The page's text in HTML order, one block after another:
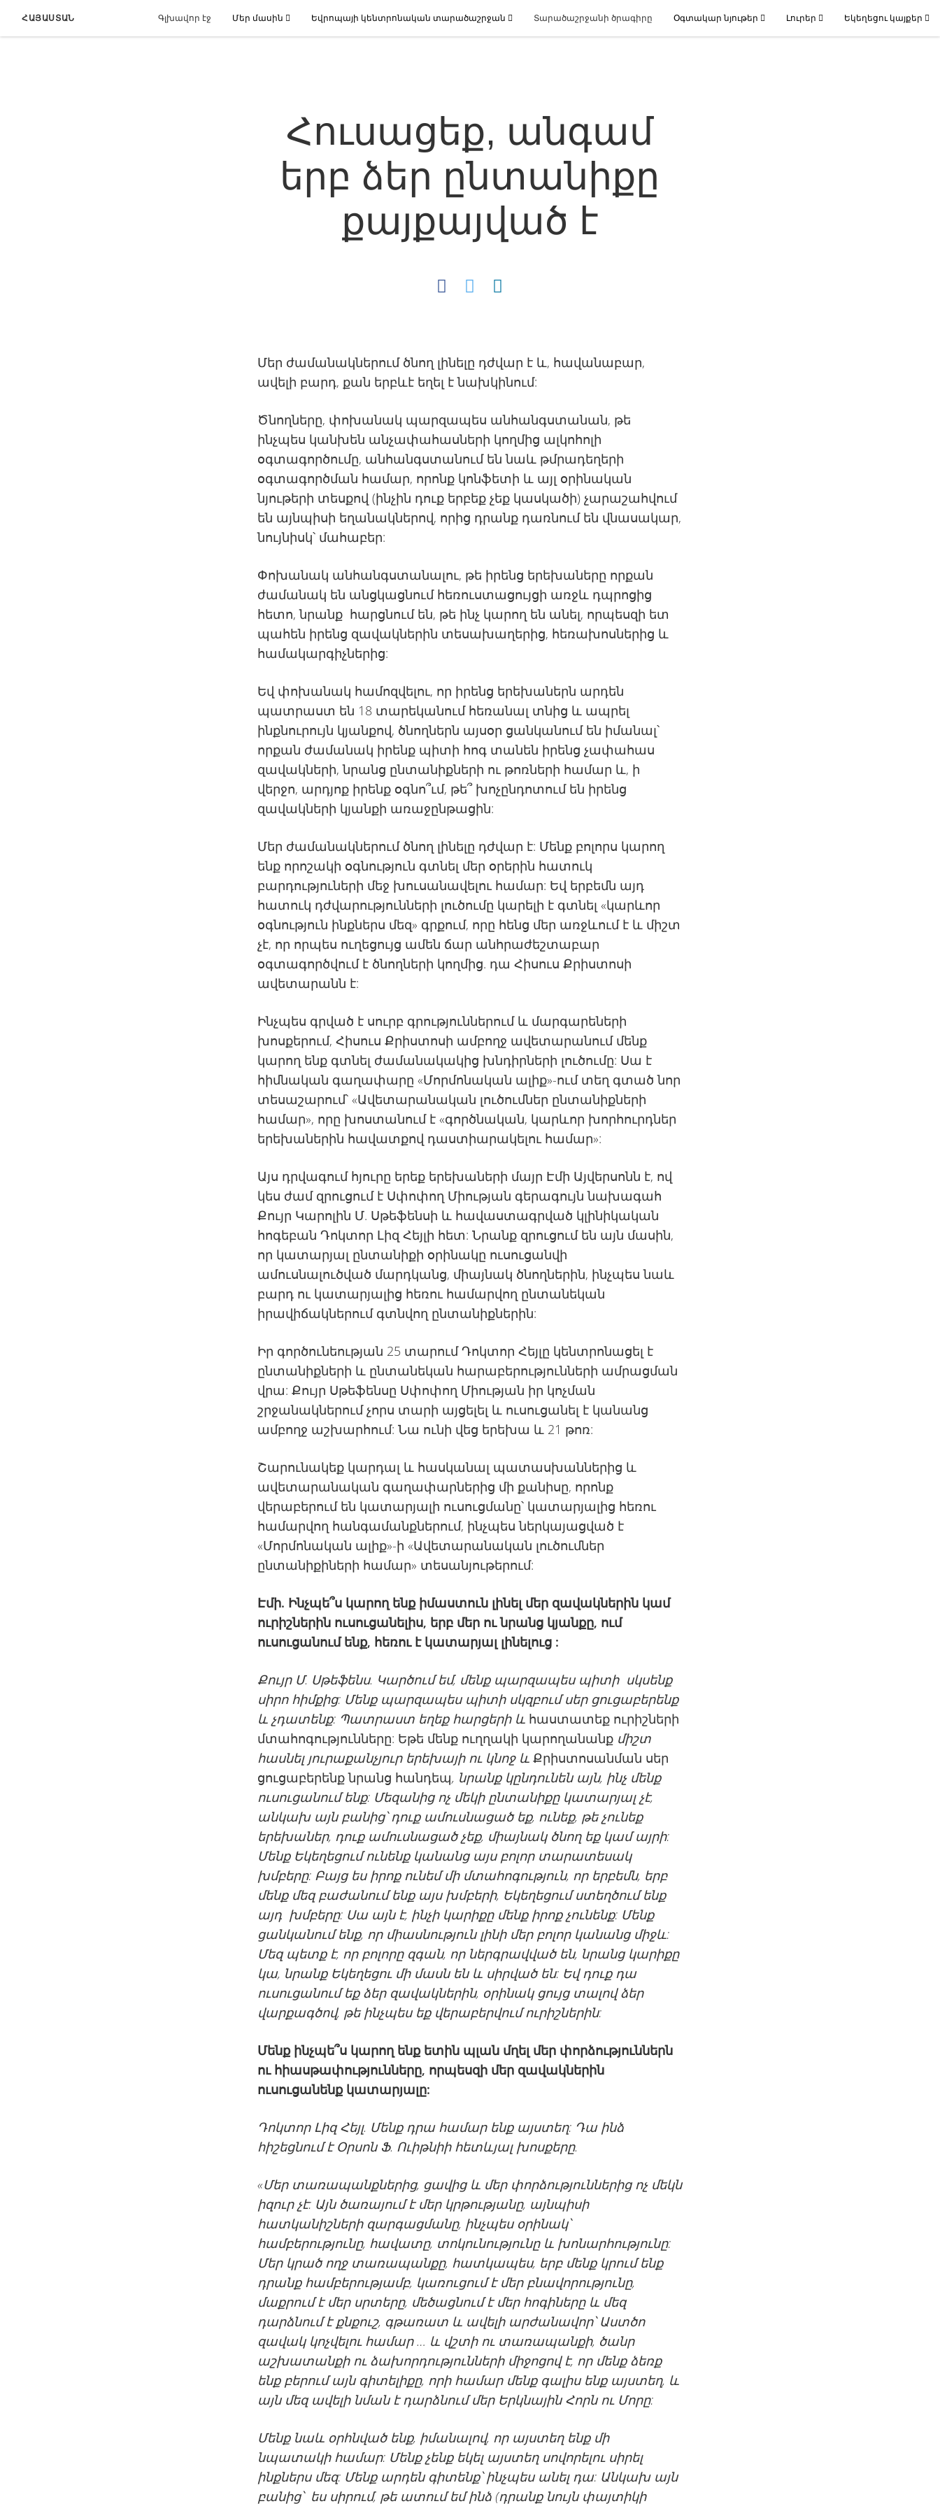
ՀԱՅԱՍՏԱՆ Գլխավոր էջ Մեր մասին Եվրոպայի կենտրոնական տարածաշրջան Տարածաշրջանի ծրագիրը Օգտակար նյութեր Լուրեր Եկեղեցու կայքեր
Հուսացեք, անգամ
երբ ձեր ընտանիքը
քայքայված է
Մեր ժամանակներում ծնող լինելը դժվար է և, հավանաբար,
ավելի բարդ, քան երբևէ եղել է նախկինում:
Ծնողները, փոխանակ պարզապես անհանգստանան, թե
ինչպես կանխեն անչափահասների կողմից ալկոհոլի
օգտագործումը, անհանգստանում են նաև թմրադեղերի
օգտագործման համար, որոնք կոնֆետի և այլ օրինական
նյութերի տեսքով (ինչին դուք երբեք չեք կասկածի) չարաշահվում
են այնպիսի եղանակներով, որից դրանք դառնում են վնասակար,
նույնիսկ՝ մահաբեր:
Փոխանակ անհանգստանալու, թե իրենց երեխաները որքան
ժամանակ են անցկացնում հեռուստացույցի առջև դպրոցից
հետո, նրանք հարցնում են, թե ինչ կարող են անել, որպեսզի ետ
պահեն իրենց զավակներին տեսախաղերից, հեռախոսներից և
համակարգիչներից:
Եվ փոխանակ համոզվելու, որ իրենց երեխաներն արդեն
պատրաստ են 18 տարեկանում հեռանալ տնից և ապրել
ինքնուրույն կյանքով, ծնողներն այսօր ցանկանում են իմանալ՝
որքան ժամանակ իրենք պիտի հոգ տանեն իրենց չափահաս
զավակների, նրանց ընտանիքների ու թոռների համար և, ի
վերջո, արդյոք իրենք օգնո՞ւմ, թե՞ խոչընդոտում են իրենց
զավակների կյանքի առաջընթացին:
Մեր ժամանակներում ծնող լինելը դժվար է: Մենք բոլորս կարող
ենք որոշակի օգնություն գտնել մեր օրերին հատուկ
բարդություների մեջ խուսանավելու համար: Եվ երբեմն այդ
հատուկ դժվարությունների լուծումը կարելի է գտնել «կարևոր
օգնություն ինքներս մեզ» գրքում, որը հենց մեր առջևում է և միշտ
չէ, որ որպես ուղեցույց ամեն ճար անհրաժեշտաբար
օգտագործվում է ծնողների կողմից. դա Հիսուս Քրիստոսի
ավետարանն է:
Ինչպես գրված է սուրբ գրություններում և մարգարեների
խոսքերում, Հիսուս Քրիստոսի ամբողջ ավետարանում մենք
կարող ենք գտնել ժամանակակից խնդիրների լուծումը: Սա է
հիմնական գաղափարը «Մորմոնական ալիք»-ում տեղ գտած նոր
տեսաշարում՝ «Ավետարանական լուծումներ ընտանիքների
համար», որը խոստանում է «գործնական, կարևոր խորհուրդներ
երեխաներին հավատքով դաստիարակելու համար»:
Այս դրվագում հյուրը երեք երեխաների մայր Էմի Այվերսոնն է, ով
կես ժամ զրուցում է Սփոփող Միության գերագույն նախագահ
Քույր Կարոլին Մ. Սթեֆենսի և հավաստագրված կլինիկական
հոգեբան Դոկտոր Լիզ Հեյլի հետ: Նրանք զրուցում են այն մասին,
որ կատարյալ ընտանիքի օրինակը ուսուցանվի
ամուսնալուծված մարդկանց, միայնակ ծնողներին, ինչպես նաև
բարդ ու կատարյալից հեռու համարվող ընտանեկան
իրավիճակներում գտնվող ընտանիքներին:
Իր գործունեության 25 տարում Դոկտոր Հեյլը կենտրոնացել է
ընտանիքների և ընտանեկան հարաբերությունների ամրացման
վրա: Քույր Սթեֆենսը Սփոփող Միության իր կոչման
շրջանակներում չորս տարի այցելել և ուսուցանել է կանանց
ամբողջ աշխարհում: Նա ունի վեց երեխա և 21 թոռ:
Շարունակեք կարդալ և հասկանալ պատասխաններից և
ավետարանական գաղափարներից մի քանիսը, որոնք
վերաբերում են կատարյալի ուսուցմանը՝ կատարյալից հեռու
համարվող հանգամանքներում, ինչպես ներկայացված է
«Մորմոնական ալիք»-ի «Ավետարանական լուծումներ
ընտանիքիների համար» տեսանյութերում:
Էմի. Ինչպե՞ս կարող ենք իմաստուն լինել մեր զավակներին կամ
ուրիշներին ուսուցանելիս, երբ մեր ու նրանց կյանքը, ում
ուսուցանում ենք, հեռու է կատարյալ լինելուց :
Քույր Մ. Սթեֆենս. Կարծում եմ, մենք պարզապես պիտի սկսենք
սիրո հիմքից: Մենք պարզապես պիտի սկզբում սեր ցուցաբերենք
և չդատենք: Պատրաստ եղեք հարցերի և հաստատեք ուրիշների
մտահոգությունները: Եթե մենք ուղղակի կարողանանք միշտ
հասնել յուրաքանչյուր երեխայի ու կնոջ և Քրիստոսանման սեր
ցուցաբերենք նրանց հանդեպ, նրանք կընդունեն այն, ինչ մենք
ուսուցանում ենք: Մեզանից ոչ մեկի ընտանիքը կատարյալ չէ,
անկախ այն բանից՝ դուք ամուսնացած եք, ունեք, թե չունեք
երեխաներ, դուք ամուսնացած չեք, միայնակ ծնող եք կամ այրի:
Մենք Եկեղեցում ունենք կանանց այս բոլոր տարատեսակ
խմբերը: Բայց ես իրոք ունեմ մի մտահոգություն, որ երբեմն, երբ
մենք մեզ բաժանում ենք այս խմբերի, Եկեղեցում ստեղծում ենք
այդ խմբերը: Սա այն է, ինչի կարիքը մենք իրոք չունենք: Մենք
ցանկանում ենք, որ միասնություն լինի մեր բոլոր կանանց միջև:
Մեզ պետք է, որ բոլորը զգան, որ ներգրավված են, նրանց կարիքը
կա, նրանք Եկեղեցու մի մասն են և սիրված են: Եվ դուք դա
ուսուցանում եք ձեր զավակներին, օրինակ ցույց տալով ձեր
վարքագծով, թե ինչպես եք վերաբերվում ուրիշներին:
Մենք ինչպե՞ս կարող ենք ետին պլան մղել մեր փորձություններն
ու հիասթափությունները, որպեսզի մեր զավակներին
ուսուցանենք կատարյալը:
Դոկտոր Լիզ Հեյլ. Մենք դրա համար ենք այստեղ: Դա ինձ
հիշեցնում է Օրսոն Ֆ. Ուիթնիի հետևյալ խոսքերը.
«Մեր տառապանքներից, ցավից և մեր փորձություններից ոչ մեկն
իզուր չէ: Այն ծառայում է մեր կրթությանը, այնպիսի
հատկանիշների զարգացմանը, ինչպես օրինակ՝
համբերությունը, հավատը, տոկունությունը և խոնարհությունը:
Մեր կրած ողջ տառապանքը, հատկապես, երբ մենք կրում ենք
դրանք համբերությամբ, կառուցում է մեր բնավորությունը,
մաքրում է մեր սրտերը, մեծացնում է մեր հոգիները և մեզ
դարձնում է քնքուշ, գթառատ և ավելի արժանավոր՝ Աստծո
զավակ կոչվելու համար … և վշտի ու տառապանքի, ծանր
աշխատանքի ու ձախորդությունների միջոցով է, որ մենք ձեռք
ենք բերում այն գիտելիքը, որի համար մենք գալիս ենք այստեղ, և
այն մեզ ավելի նման է դարձնում մեր Երկնային Հորն ու Մորը:
Մենք նաև օրհնված ենք, իմանալով, որ այստեղ ենք մի
նպատակի համար: Մենք չենք եկել այստեղ սովորելու սիրել
ինքներս մեզ: Մենք արդեն գիտենք՝ ինչպես անել դա: Անկախ այն
բանից՝ ես սիրում, թե ատում եմ ինձ (դրանք նույն փայտիկի